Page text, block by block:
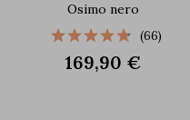
Osimo nero
(66)
169,90 €